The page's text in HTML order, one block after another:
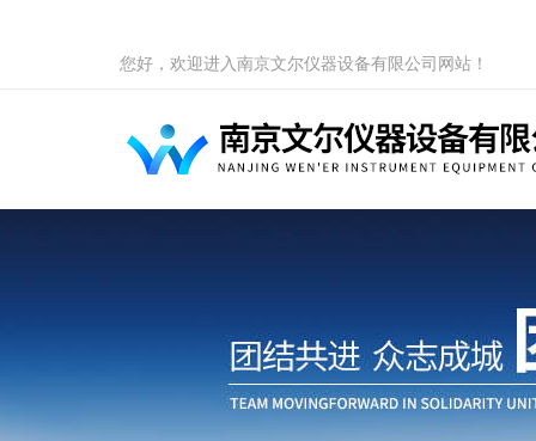
您好，欢迎进入南京文尔仪器设备有限公司网站！